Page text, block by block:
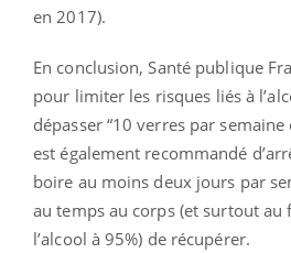
en 2017).
En conclusion, Santé publique
pour limiter les risques liés à
dépasser “10 verres par
est également recommandé
boire au moins deux jours par
au temps au corps (et surtout
l’alcool à 95%) de récupérer.